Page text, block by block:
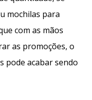
mochilas para
com as mãos
as promoções, o
pode acabar sendo